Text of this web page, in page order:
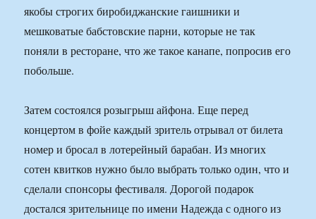
якобы строгих биробиджанские гаишники и
мешковатые бабстовские парни, которые не так
поняли в ресторане, что же такое канапе, попросив его
побольше.
Затем состоялся розыгрыш айфона. Еще перед
концертом в фойе каждый зритель отрывал от билета
номер и бросал в лотерейный барабан. Из многих
сотен квитков нужно было выбрать только один, что и
сделали спонсоры фестиваля. Дорогой подарок
достался зрительнице по имени Надежда с одного из